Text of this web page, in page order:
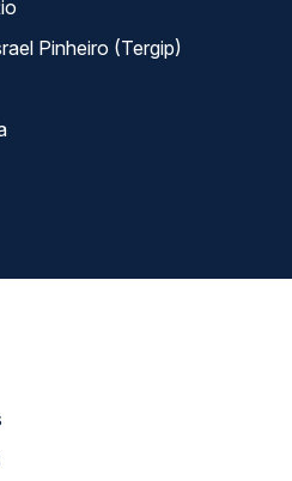
Pinheiro (Tergip)